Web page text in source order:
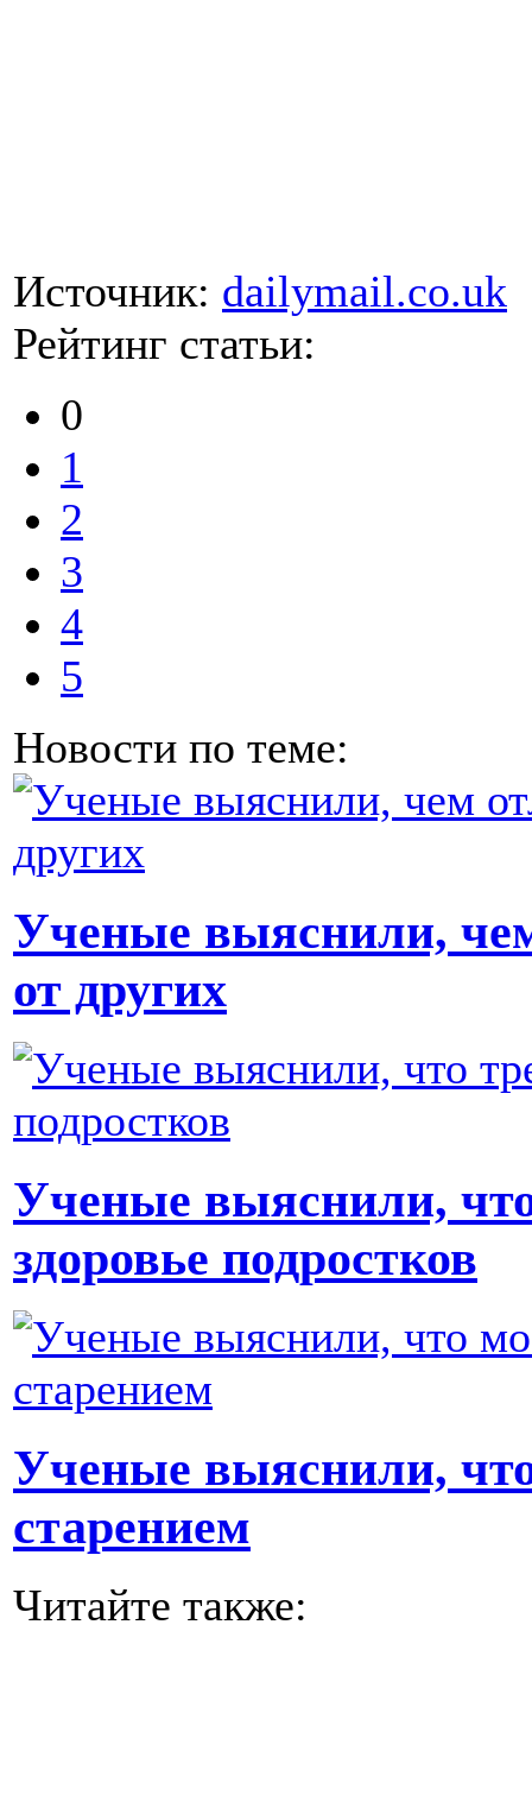
Источник: dailymail.co.uk
Рейтинг статьи:
0
1
2
3
4
5
Новости по теме:
Ученые выяснили,
от других
Ученые выяснили,
здоровье подростков
Ученые выяснили, что
старением
Читайте также: